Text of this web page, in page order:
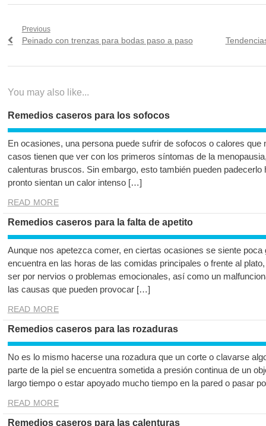
Navegación
Previous
Previous
Peinado con trenzas para bodas paso a paso
Next
You may also like...
Remedios caseros para los sofocos
En ocasiones, una persona puede sufrir de sofocos o calores que
casos tienen que ver con los primeros síntomas de la
calenturas bruscos. Sin embargo, esto también pueden
pronto sientan un calor intenso […]
READ MORE
Remedios caseros para la falta de apetito
Aunque nos apetezca comer, en ciertas ocasiones se siente poca
encuentra en las horas de las comidas principales o frente al
ser por nervios o problemas emocionales, así como un
las causas que pueden provocar […]
READ MORE
Remedios caseros para las rozaduras
No es lo mismo hacerse una rozadura que un corte o clavarse
parte de la piel se encuentra sometida a presión continua de un
largo tiempo o estar apoyado mucho tiempo en la pared o pasar
READ MORE
Remedios caseros para las calenturas